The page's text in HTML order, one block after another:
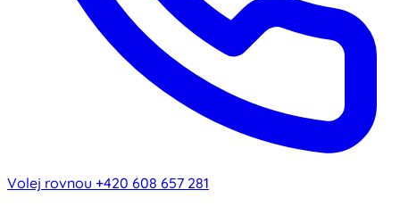
Volej rovnou +420 608 657 281